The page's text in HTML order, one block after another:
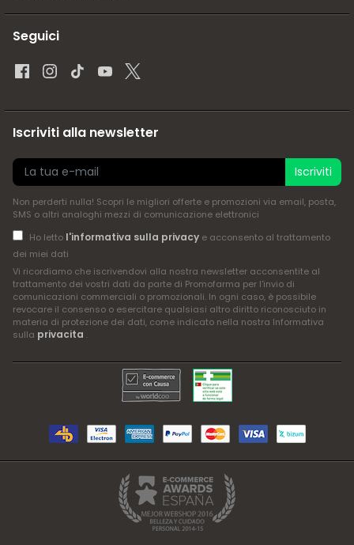
Seguici
Iscriviti alla newsletter
Iscriviti
Non perderti nulla! Scopri le migliori offerte e promozioni via email, posta,
SMS o altri analoghi mezzi di comunicazione elettronici
Ho letto l'informativa sulla privacye acconsento al trattamento
dei miei dati
Vi ricordiamo che iscrivendovi alla nostra newsletter acconsentite al
trattamento dei vostri dati da parte di Promofarma per l'invio di
comunicazioni commerciali o promozionali. In ogni caso, è possibile
revocare il consenso o esercitare qualsiasi altro diritto riconosciuto in
materia di protezione dei dati, come indicato nella nostra Informativa
sulla privacita .